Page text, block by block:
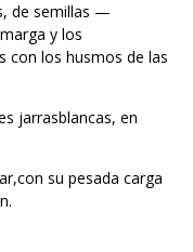
de semillas —
y los
con los husmos de las
jarrasblancas, en
su pesada carga